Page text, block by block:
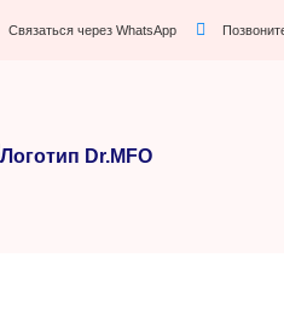
Связаться через WhatsApp